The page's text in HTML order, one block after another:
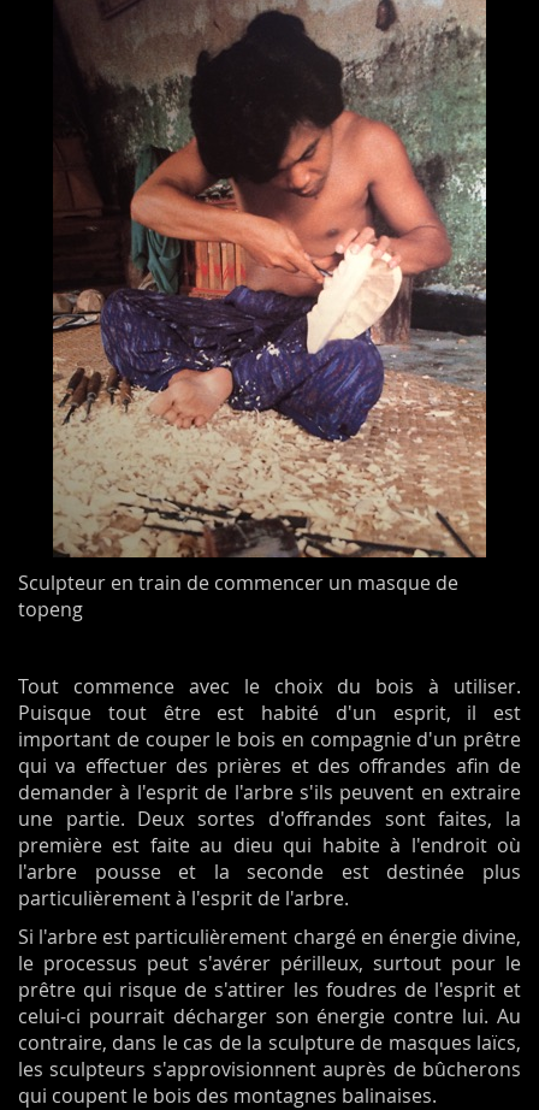
Sculpteur en train de commencer un masque de
topeng
Tout commence avec le choix du bois à utiliser.
Puisque tout être est habité d'un esprit, il est
important de couper le bois en compagnie d'un prêtre
qui va effectuer des prières et des offrandes afin de
demander à l'esprit de l'arbre s'ils peuvent en extraire
une partie. Deux sortes d'offrandes sont faites, la
première est faite au dieu qui habite à l'endroit où
l'arbre pousse et la seconde est destinée plus
particulièrement à l'esprit de l'arbre.
Si l'arbre est particulièrement chargé en énergie divine,
le processus peut s'avérer périlleux, surtout pour le
prêtre qui risque de s'attirer les foudres de l'esprit et
celui-ci pourrait décharger son énergie contre lui. Au
contraire, dans le cas de la sculpture de masques laïcs,
les sculpteurs s'approvisionnent auprès de bûcherons
qui coupent le bois des montagnes balinaises.